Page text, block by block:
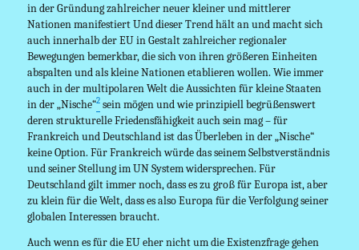
in der Gründung zahlreicher neuer kleiner und mittlerer
Nationen manifestiert Und dieser Trend hält an und macht sich
auch innerhalb der EU in Gestalt zahlreicher regionaler
Bewegungen bemerkbar, die sich von ihren größeren Einheiten
abspalten und als kleine Nationen etablieren wollen. Wie immer
auch in der multipolaren Welt die Aussichten für kleine Staaten
in der „Nische“2 sein mögen und wie prinzipiell begrüßenswert
deren strukturelle Friedensfähigkeit auch sein mag – für
Frankreich und Deutschland ist das Überleben in der „Nische“
keine Option. Für Frankreich würde das seinem Selbstverständnis
und seiner Stellung im UN System widersprechen. Für
Deutschland gilt immer noch, dass es zu groß für Europa ist, aber
zu klein für die Welt, dass es also Europa für die Verfolgung seiner
globalen Interessen braucht.
Auch wenn es für die EU eher nicht um die Existenzfrage gehen